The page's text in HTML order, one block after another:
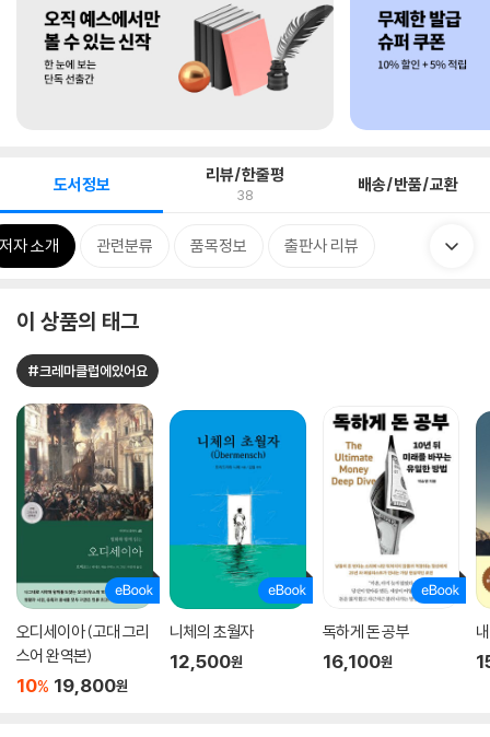
도서정보 리뷰/한줄평
38 배송/반품/교환
저자 소개 관련분류 품목정보 출판사 리뷰
이 상품의 태그
#크레마클럽에있어요
오디세이아 (고대 그리
스어 완역본)
10% 19,800원
니체의 초월자
12,500원
독하게 돈 공부
16,100원